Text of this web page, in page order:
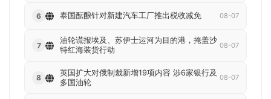
6 泰国酝酿针对新建汽车工厂推出税收减免 08-07
7
油轮谎报埃及、苏伊士运河为目的港，掩盖沙
特红海装货行动
08-07
8
英国扩大对俄制裁新增19项内容 涉6家银行及
多国油轮
08-07